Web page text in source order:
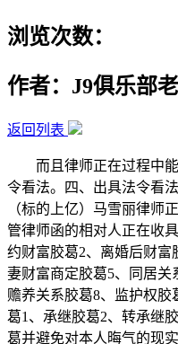
浏览次数：
作者：J9俱乐部
返回列表
而且律师正在过程中能
令看法。四、出具法令看
（标的上亿）马雪丽律师
管律师函的相对人正在收
约财富胶葛2、离婚后财富
妻财富商定胶葛5、同居关
赡养关系胶葛8、监护权
葛1、承继胶葛2、转承继
葛并避免对本人晦气的现